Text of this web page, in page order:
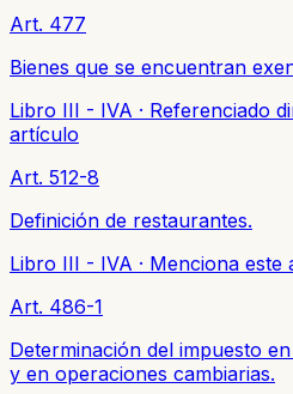
Art. 477
Bienes que se encuentran
Libro III - IVA · Referenciado
artículo
Art. 512-8
Definición de restaurantes.
Libro III - IVA · Menciona este
Art. 486-1
Determinación del impuesto
y en operaciones cambiarias.